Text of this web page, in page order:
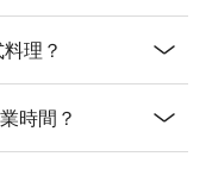
理？
時間？